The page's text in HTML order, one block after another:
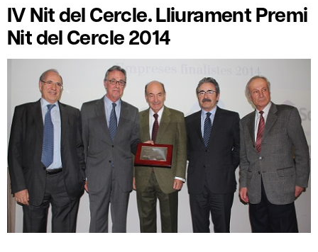
IV Nit del Cercle. Lliurament Premi
Nit del Cercle 2014